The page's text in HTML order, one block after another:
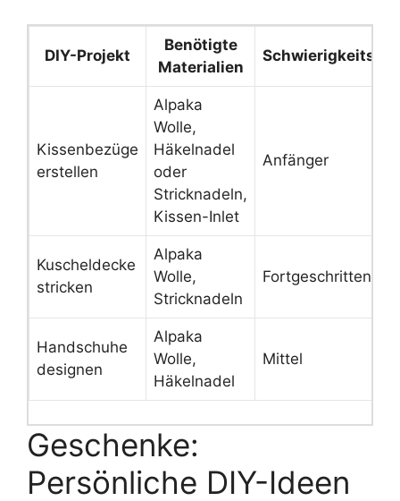
DIY-Projekt
Benötigte
Materialien
Kissenbezüge
erstellen
Alpaka
Wolle,
Häkelnadel
oder
Stricknadeln,
Kissen-Inlet
Anfänger
Kuscheldecke
stricken
Alpaka
Wolle,
Stricknadeln
Fortgeschritten
Handschuhe
designen
Alpaka
Wolle,
Häkelnadel
Mittel
Geschenke:
Persönliche DIY-Ideen